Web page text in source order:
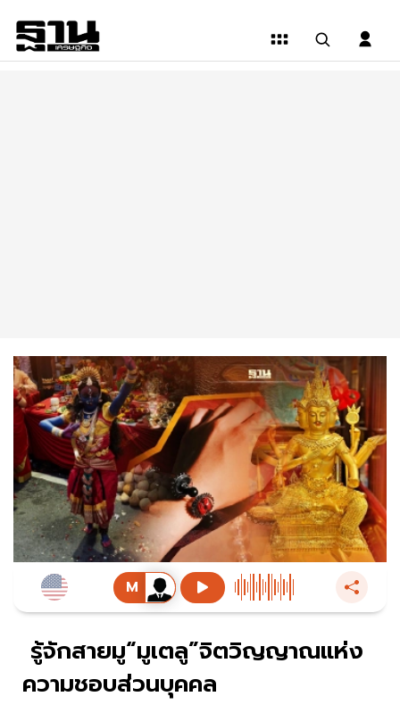
รู้จักสายมู“มูเตลู”จิตวิญญาณแห่ง
ความชอบส่วนบุคคล